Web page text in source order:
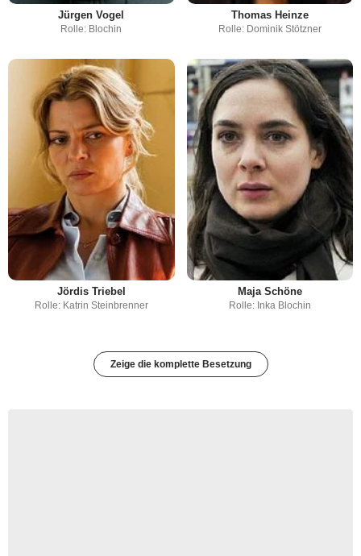
Jürgen Vogel
Rolle: Blochin
Thomas Heinze
Rolle: Dominik Stötzner
Jördis Triebel
Rolle: Katrin Steinbrenner
Maja Schöne
Rolle: Inka Blochin
Zeige die komplette Besetzung